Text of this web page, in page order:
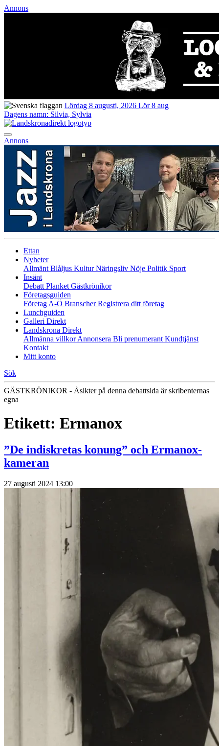
Annons
Lördag 8 augusti, 2026 Lör 8 aug
Dagens namn: Silvia, Sylvia
Annons
Ettan
Nyheter
Allmänt Blåljus KulturNäringsliv Nöje Politik Sport
Insänt
Debatt Planket Gästkrönikor
Företagsguiden
Företag A-Ö BranscherRegistrera ditt företag
Lunchguiden
Galleri Direkt
Landskrona Direkt
Allmänna villkorAnnonsera Bli prenumerant Kundtjänst
Kontakt
Mitt konto
Sök
GÄSTKRÖNIKOR - Åsikter på denna debattsida är skribenternas
egna
Etikett: Ermanox
”De indiskretas konung” och Ermanox-
kameran
27 augusti 2024 13:00